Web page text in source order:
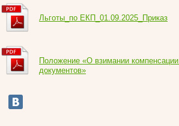
Льготы_по ЕКП_01.09.2025_Приказ
Положение «О взимании
документов»